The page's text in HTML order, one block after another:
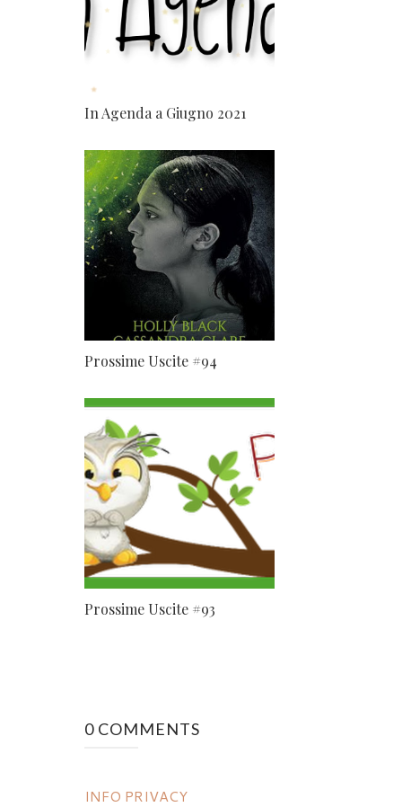
In Agenda a Giugno 2021
Prossime Uscite #94
Prossime Uscite #93
0 COMMENTS
INFO PRIVACY